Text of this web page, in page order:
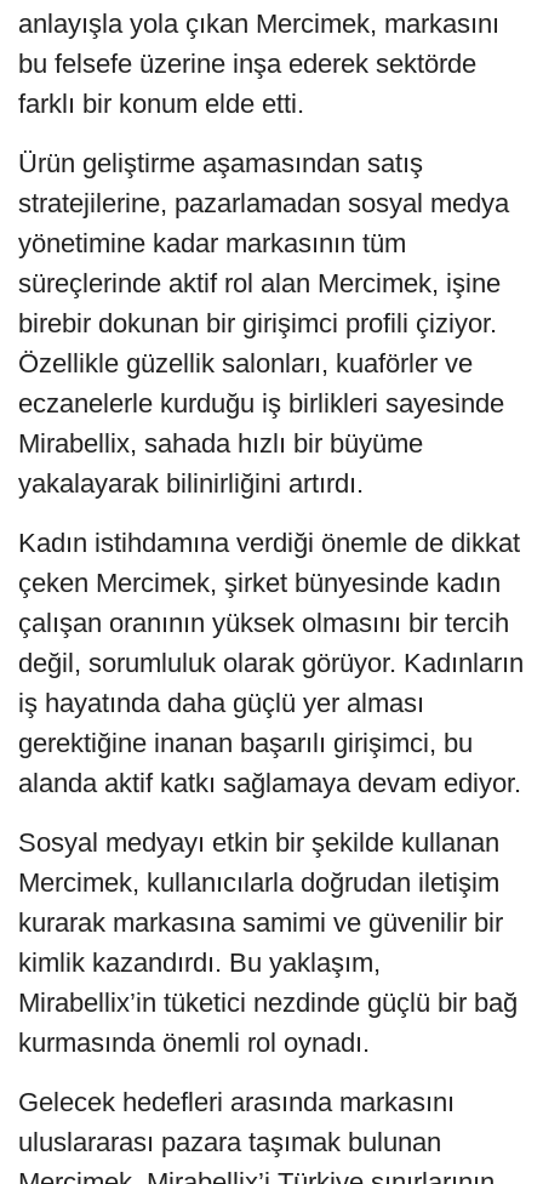
anlayışla yola çıkan Mercimek, markasını
bu felsefe üzerine inşa ederek sektörde
farklı bir konum elde etti.
Ürün geliştirme aşamasından satış
stratejilerine, pazarlamadan sosyal medya
yönetimine kadar markasının tüm
süreçlerinde aktif rol alan Mercimek, işine
birebir dokunan bir girişimci profili çiziyor.
Özellikle güzellik salonları, kuaförler ve
eczanelerle kurduğu iş birlikleri sayesinde
Mirabellix, sahada hızlı bir büyüme
yakalayarak bilinirliğini artırdı.
Kadın istihdamına verdiği önemle de dikkat
çeken Mercimek, şirket bünyesinde kadın
çalışan oranının yüksek olmasını bir tercih
değil, sorumluluk olarak görüyor. Kadınların
iş hayatında daha güçlü yer alması
gerektiğine inanan başarılı girişimci, bu
alanda aktif katkı sağlamaya devam ediyor.
Sosyal medyayı etkin bir şekilde kullanan
Mercimek, kullanıcılarla doğrudan iletişim
kurarak markasına samimi ve güvenilir bir
kimlik kazandırdı. Bu yaklaşım,
Mirabellix’in tüketici nezdinde güçlü bir bağ
kurmasında önemli rol oynadı.
Gelecek hedefleri arasında markasını
uluslararası pazara taşımak bulunan